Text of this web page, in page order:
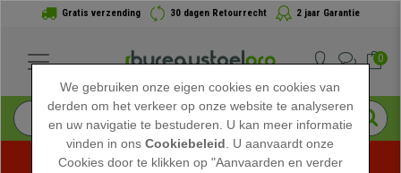
Gratis verzending 30 dagen Retourrecht 2 jaar Garantie
0
We gebruiken onze eigen cookies en cookies van
derden om het verkeer op onze website te analyseren
en uw navigatie te bestuderen. U kan meer informatie
vinden in onsCookiebeleid . U aanvaardt onze
Cookies door te klikken op "Aanvaarden en verder